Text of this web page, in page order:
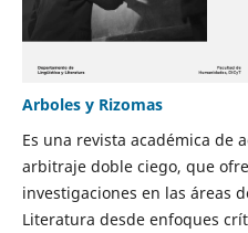
Arboles y Rizomas
Es una revista académica de
arbitraje doble ciego, que
investigaciones en las áreas
Literatura desde enfoques